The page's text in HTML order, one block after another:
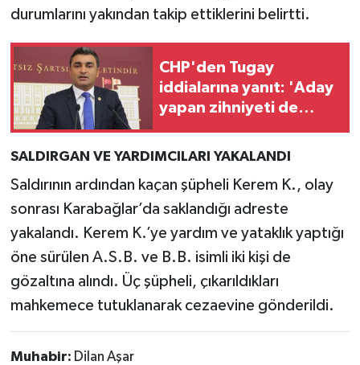
durumlarını yakından takip ettiklerini belirtti.
CHP'den Tugay
iddialarına yanıt: 'Aday
yapan zihniyeti de
SALDIRGAN VE YARDIMCILARI YAKALANDI
Saldırının ardından kaçan şüpheli Kerem K., olay
sonrası Karabağlar’da saklandığı adreste
yakalandı. Kerem K.’ye yardım ve yataklık yaptığı
öne sürülen A.S.B. ve B.B. isimli iki kişi de
gözaltına alındı. Üç şüpheli, çıkarıldıkları
mahkemece tutuklanarak cezaevine gönderildi.
Muhabir: Dilan Aşar